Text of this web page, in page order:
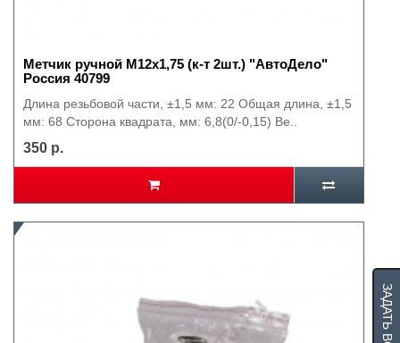
Метчик ручной М12х1,75 (к-т 2шт.) "АвтоДело"
Россия 40799
Длина резьбовой части, ±1,5 мм: 22 Общая длина, ±1,5
мм: 68 Сторона квадрата, мм: 6,8(0/-0,15) Ве..
350 р.